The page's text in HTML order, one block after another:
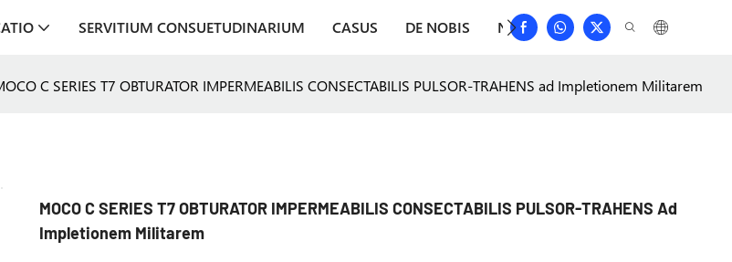
SERVITIUM CONSUETUDINARIUM CASUS DE NOBIS NUNTII DEPRIME
C SERIES T7 OBTURATOR IMPERMEABILIS CONSECTABILIS PULSOR-TRAHENS ad Impletionem Militarem
MOCO C SERIES T7 OBTURATOR IMPERMEABILIS CONSECTABILIS PULSOR-TRAHENS Ad
Impletionem Militarem